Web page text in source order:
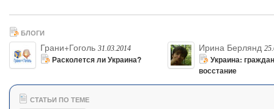
БЛОГИ
Грани+Гоголь 31.03.2014
Расколется ли Украина?
Ирина Берлянд
Украина:
восстание
СТАТЬИ ПО ТЕМЕ